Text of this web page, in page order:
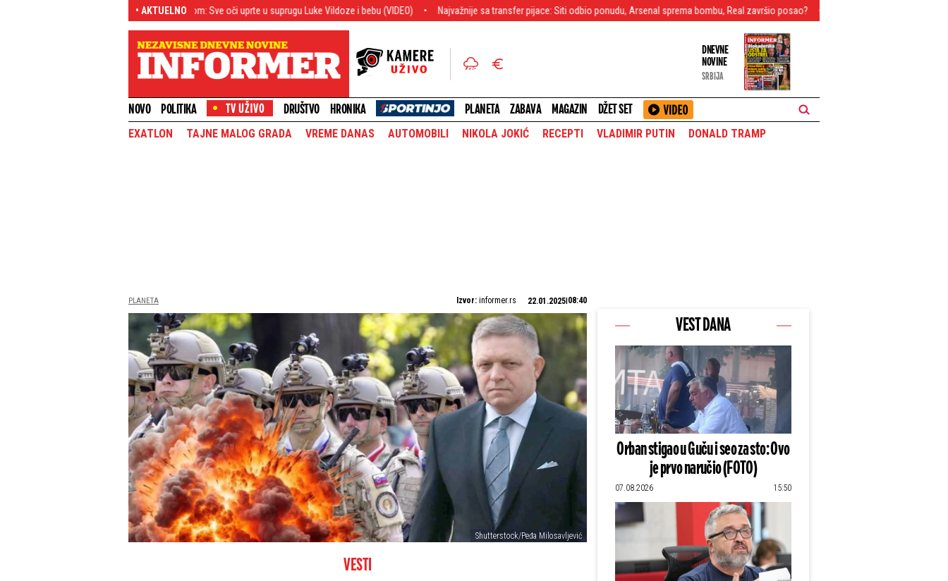
• AKTUELNO
prvi put u Beogradu sa sinom Teom: Sve oči uprte u suprugu Luke Vildoze i bebu (VIDEO) Najvažnije sa transfer pijace: Siti odbio ponudu, Arsenal sprema bombu, Real završio posao? "Sportinjo" dočekao Vildozu na aerodromu
DNEVNE
NOVINE
SRBIJA
NOVO POLITIKA DRUŠTVO HRONIKA PLANETA ZABAVA MAGAZIN DŽET SET
EXATLON TAJNE MALOG GRADA VREME DANAS AUTOMOBILI NIKOLA JOKIĆ RECEPTI VLADIMIR PUTIN DONALD TRAMP
PLANETA Izvor: informer.rs 22.01.2025 08:40
Shutterstock/Peđa Milosavljević
VESTI
VEST DANA
Orban stigao u Guču i seo za sto: Ovo
je prvo naručio (FOTO)
07.08.2026 15:50